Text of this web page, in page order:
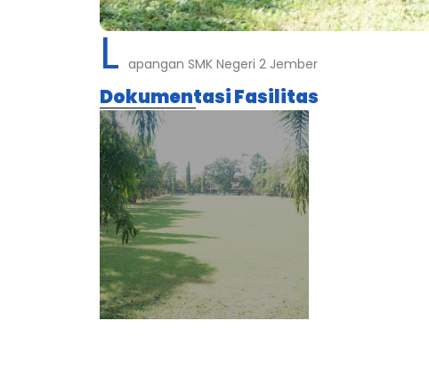
L apangan SMK Negeri 2 Jember
Dokumentasi Fasilitas